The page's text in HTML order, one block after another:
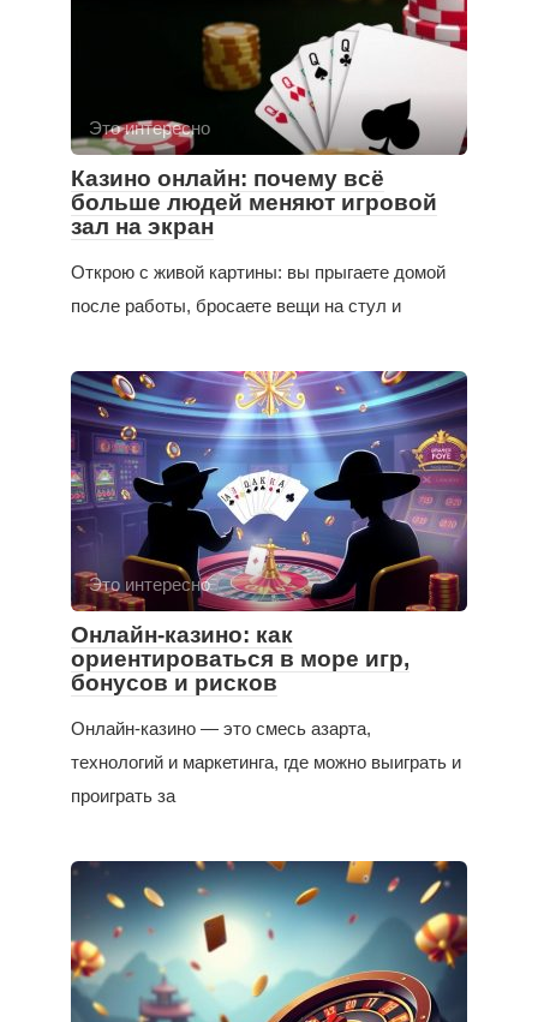
Это интересно
Казино онлайн: почему всё
больше людей меняют игровой
зал на экран
Открою с живой картины: вы прыгаете домой
после работы, бросаете вещи на стул и
Это интересно
Онлайн-казино: как
ориентироваться в море игр,
бонусов и рисков
Онлайн-казино — это смесь азарта,
технологий и маркетинга, где можно выиграть и
проиграть за